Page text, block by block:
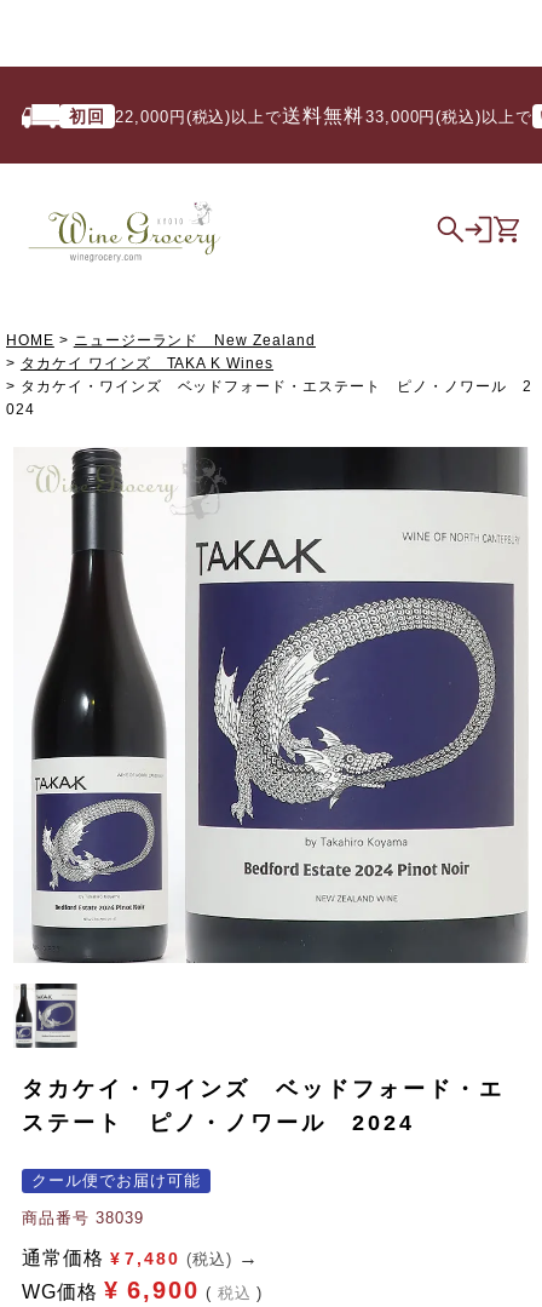
初回 22,000円(税込)以上で送料無料/ 33,000円(税込)以上で い
HOME
ニュージーランド New Zealand
タカケイ ワインズ TAKA K Wines
タカケイ・ワインズ ベッドフォード・エステート ピノ・ノワール 2
024
タカケイ・ワインズ ベッドフォード・エ
ステート ピノ・ノワール 2024
クール便でお届け可能
商品番号 38039
通常価格 ¥ 7,480 (税込)
WG価格 ¥ 6,900 税込